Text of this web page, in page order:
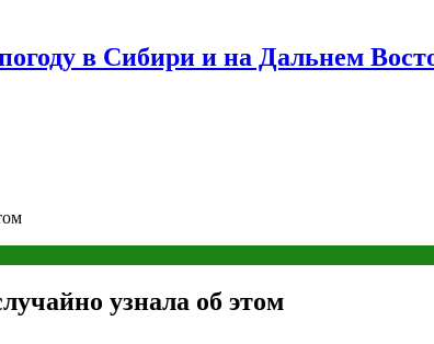
в Сибири и на Дальнем
узнала об этом